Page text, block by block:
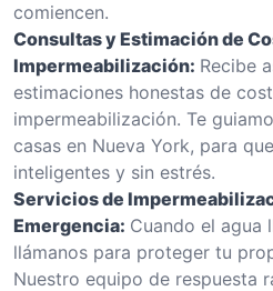
comiencen.
Consultas y Estimación de
Impermeabilización: Recibe
estimaciones honestas de
impermeabilización. Te
casas en Nueva York, para
inteligentes y sin estrés.
Servicios de
Emergencia: Cuando el agua
llámanos para proteger tu
Nuestro equipo de respuesta